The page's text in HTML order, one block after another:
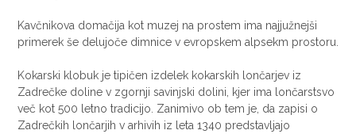
Kavčnikova domačija kot muzej na prostem ima najjužnejši
primerek še delujoče dimnice v evropskem alpsekm prostoru.
Kokarski klobuk je tipičen izdelek kokarskih lončarjev iz
Zadrečke doline v zgornji savinjski dolini, kjer ima lončarstsvo
več kot 500 letno tradicijo. Zanimivo ob tem je, da zapisi o
Zadrečkih lončarjih v arhivih iz leta 1340 predstavljajo